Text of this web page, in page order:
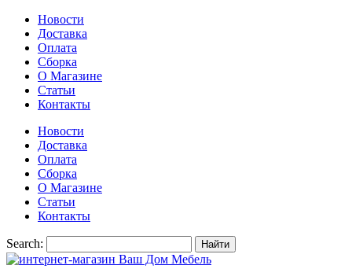
Новости
Доставка
Оплата
Сборка
О Магазине
Статьи
Контакты
Новости
Доставка
Оплата
Сборка
О Магазине
Статьи
Контакты
Search: Найти